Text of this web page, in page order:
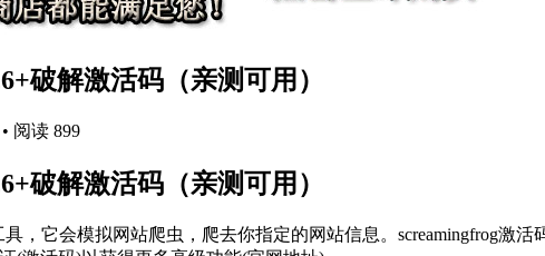
破解激活码（亲测可用）
• 阅读 899
破解激活码（亲测可用）
，它会模拟网站爬虫，爬去你指定的网站信息。screamingfrog激